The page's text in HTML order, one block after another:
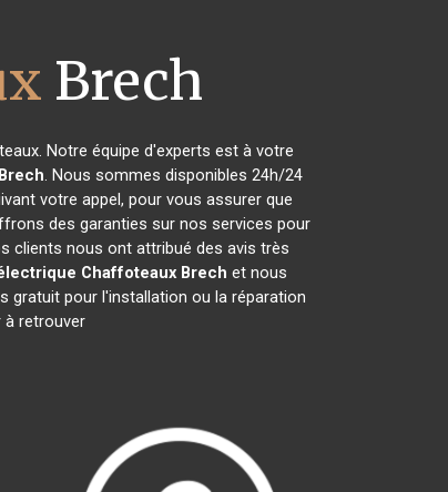
Brech
Notre équipe d'experts est à votre
Brech. Nous sommes disponibles 24h/24
votre appel, pour vous assurer que
des garanties sur nos services pour
clients nous ont attribué des avis très
Chaffoteaux Brech et nous
pour l'installation ou la réparation
à retrouver